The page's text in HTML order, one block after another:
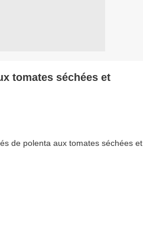
tomates séchées et